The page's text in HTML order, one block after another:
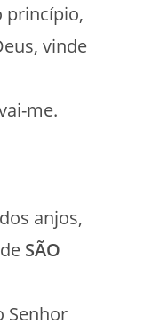
princípio,
vinde
me.
anjos,
SÃO
Senhor